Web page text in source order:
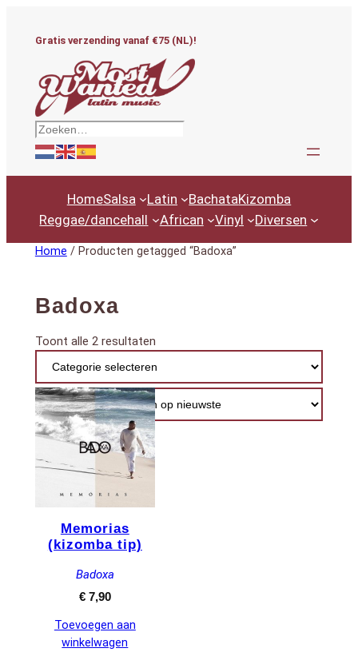
Gratis verzending vanaf €75 (NL)!
Zoeken
HomeSalsa Latin BachataKizomba
Reggae/dancehall
African Vinyl Diversen
Home / Producten getagged “Badoxa”
Badoxa
Toont alle 2 resultatenGesorteerd
nieuwste
Memorias
(kizomba tip)
Badoxa
€7,90
Toevoegen aan
winkelwagen